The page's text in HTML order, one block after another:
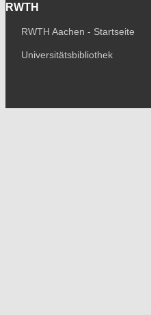
RWTH
RWTH Aachen - Startseite
Universitätsbibliothek